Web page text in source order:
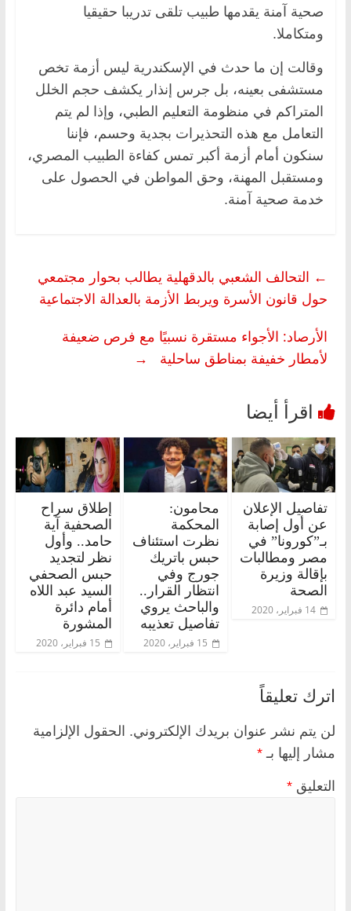
صحية آمنة يقدمها طبيب تلقى تدريبا حقيقيا
ومتكاملا.
وقالت إن ما حدث في الإسكندرية ليس أزمة تخص
مستشفى بعينه، بل جرس إنذار يكشف حجم الخلل
المتراكم في منظومة التعليم الطبي، وإذا لم يتم
التعامل مع هذه التحذيرات بجدية وحسم، فإننا
سنكون أمام أزمة أكبر تمس كفاءة الطبيب المصري،
ومستقبل المهنة، وحق المواطن في الحصول على
خدمة صحية آمنة.
← التحالف الشعبي بالدقهلية يطالب بحوار مجتمعي
حول قانون الأسرة ويربط الأزمة بالعدالة الاجتماعية
الأرصاد: الأجواء مستقرة نسبيًا مع فرص ضعيفة
لأمطار خفيفة بمناطق ساحلية
→
تفاصيل الإعلان
عن أول إصابة
بـ”كورونا” في
مصر ومطالبات
بإقالة وزيرة
الصحة
14 فبراير، 2020
محامون:
المحكمة
نظرت استئناف
حبس باتريك
جورج وفي
انتظار القرار..
والباحث يروي
تفاصيل تعذيبه
15 فبراير، 2020
إطلاق سراح
الصحفية آية
حامد.. وأول
نظر لتجديد
حبس الصحفي
السيد عبد اللاه
أمام دائرة
المشورة
15 فبراير، 2020
اترك تعليقاً
لن يتم نشر عنوان بريدك الإلكتروني. الحقول الإلزامية
مشار إليها بـ *
التعليق *